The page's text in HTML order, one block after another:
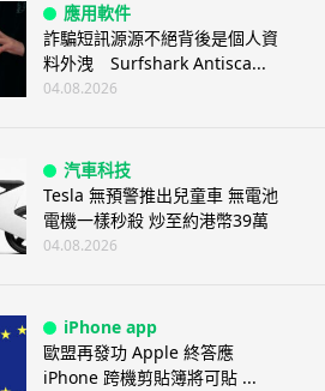
應用軟件
詐騙短訊源源不絕背後是個人資
料外洩 Surfshark Antisca...
04.08.2026
汽車科技
Tesla 無預警推出兒童車 無電池
電機一樣秒殺 炒至約港幣39萬
04.08.2026
iPhone app
歐盟再發功 Apple 終答應
iPhone 跨機剪貼簿將可貼 ...